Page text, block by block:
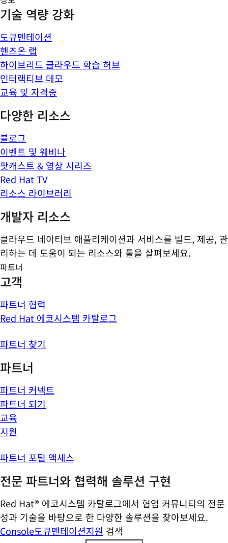
기술 역량 강화
도큐멘테이션
핸즈온 랩
하이브리드 클라우드 학습 허브
인터랙티브 데모
교육 및 자격증
다양한 리소스
블로그
이벤트 및 웨비나
팟캐스트 & 영상 시리즈
Red Hat TV
리소스 라이브러리
개발자 리소스
클라우드 네이티브 애플리케이션과 서비스를 빌드, 제공, 관
리하는 데 도움이 되는 리소스와 툴을 살펴보세요.
파트너
고객
파트너 협력
Red Hat 에코시스템 카탈로그
파트너 찾기
파트너
파트너 커넥트
파트너 되기
교육
지원
파트너 포털 액세스
전문 파트너와 협력해 솔루션 구현
Red Hat® 에코시스템 카탈로그에서 협업 커뮤니티의 전문
성과 기술을 바탕으로 한 다양한 솔루션을 찾아보세요.
Console도큐멘테이션지원 검색